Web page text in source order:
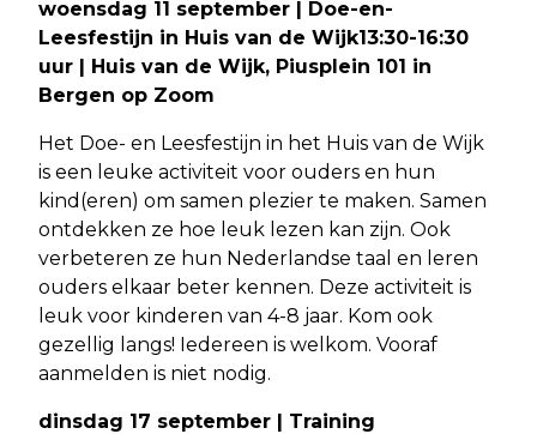
woensdag 11 september | Doe-en-
Leesfestijn in Huis van de Wijk13:30-16:30
uur | Huis van de Wijk, Piusplein 101 in
Bergen op Zoom
Het Doe- en Leesfestijn in het Huis van de Wijk
is een leuke activiteit voor ouders en hun
kind(eren) om samen plezier te maken. Samen
ontdekken ze hoe leuk lezen kan zijn. Ook
verbeteren ze hun Nederlandse taal en leren
ouders elkaar beter kennen. Deze activiteit is
leuk voor kinderen van 4-8 jaar. Kom ook
gezellig langs! Iedereen is welkom. Vooraf
aanmelden is niet nodig.
dinsdag 17 september | Training